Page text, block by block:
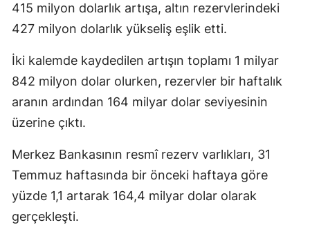
415 milyon dolarlık artışa, altın rezervlerindeki
427 milyon dolarlık yükseliş eşlik etti.
İki kalemde kaydedilen artışın toplamı 1 milyar
842 milyon dolar olurken, rezervler bir haftalık
aranın ardından 164 milyar dolar seviyesinin
üzerine çıktı.
Merkez Bankasının resmî rezerv varlıkları, 31
Temmuz haftasında bir önceki haftaya göre
yüzde 1,1 artarak 164,4 milyar dolar olarak
gerçekleşti.